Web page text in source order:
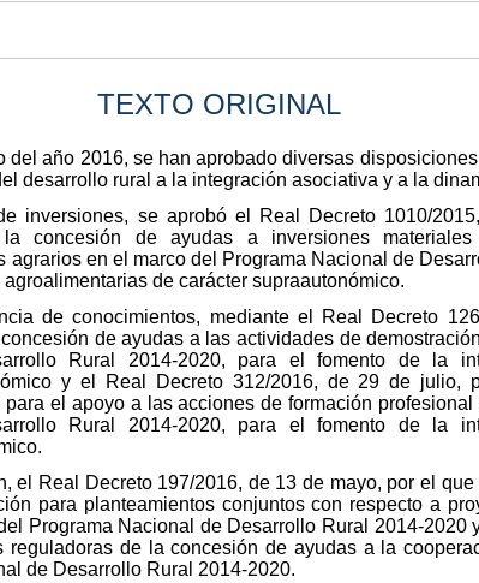
TEXTO ORIGINAL
del año 2016, se han aprobado diversas
desarrollo rural a la integración asociativa y a la
inversiones, se aprobó el Real Decreto 1010/
concesión de ayudas a inversiones materiales
en el marco del Programa Nacional de
de carácter supraautonómico.
de conocimientos, mediante el Real Decreto
de ayudas a las actividades de
Rural 2014-2020, para el fomento de la
y el Real Decreto 312/2016, de 29 de
el apoyo a las acciones de formación
Rural 2014-2020, para el fomento de la
el Real Decreto 197/2016, de 13 de mayo, por el
para planteamientos conjuntos con respecto a
Programa Nacional de Desarrollo Rural 2014-2020
de la concesión de ayudas a la
de Desarrollo Rural 2014-2020.